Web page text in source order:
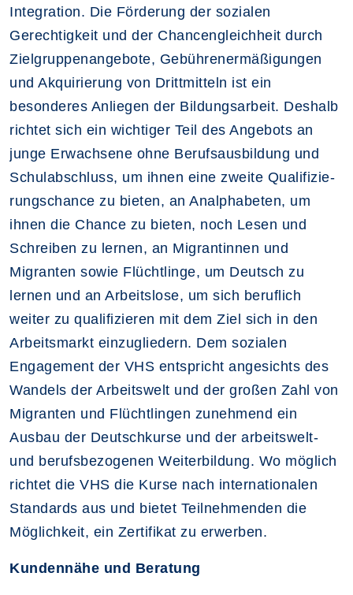
Integration. Die Förderung der sozialen
Gerechtigkeit und der Chancengleichheit durch
Zielgruppenangebote, Gebührenermäßigungen
und Akquirierung von Drittmitteln ist ein
besonderes Anliegen der Bildungsarbeit. Deshalb
richtet sich ein wichtiger Teil des Angebots an
junge Er­wachsene ohne Berufsausbildung und
Schulabschluss, um ihnen eine zweite Qualifizie­
rungschance zu bieten, an Analphabeten, um
ihnen die Chance zu bieten, noch Lesen und
Schreiben zu lernen, an Migrantinnen und
Migranten sowie Flüchtlinge, um Deutsch zu
lernen und an Arbeitslose, um sich beruflich
weiter zu qualifizieren mit dem Ziel sich in den
Arbeitsmarkt einzugliedern. Dem sozialen
Engagement der VHS entspricht angesichts des
Wandels der Arbeitswelt und der großen Zahl von
Migranten und Flüchtlingen zunehmend ein
Ausbau der Deutschkurse und der arbeitswelt-
und berufsbezogenen Weiterbildung. Wo möglich
richtet die VHS die Kurse nach internationalen
Standards aus und bietet Teilnehmenden die
Möglichkeit, ein Zertifikat zu erwerben.
Kundennähe und Beratung